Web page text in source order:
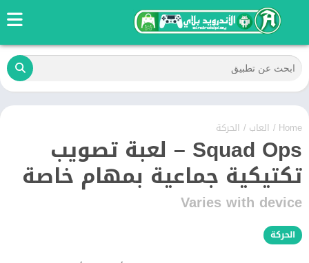
Home
/ العاب / الحركة
Squad Ops – لعبة تصويب
تكتيكية جماعية بمهام خاصة
Varies with device
الحركة